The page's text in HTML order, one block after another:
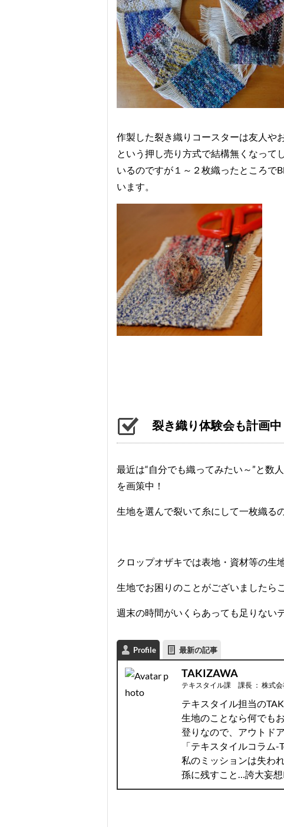
作製した裂き織りコースターは友人や
という押し売り方式で結構無くなって
いるのですが１～２枚織ったところで
います。
裂き織り体験会も計画中
最近は“自分でも織ってみたい～”と数
を画策中！
生地を選んで裂いて糸にして一枚織る
クロップオザキでは表地・資材等の生
生地でお困りのことがございましたら
週末の時間がいくらあっても足りない
Profile 最新の記事
TAKIZAWA
テキスタイル課 課長 ： 株式
テキスタイル担当の
生地のことなら何でも
登りなので、アウトド
「テキスタイルコラム
私のミッションは失わ
孫に残すこと…誇大妄想